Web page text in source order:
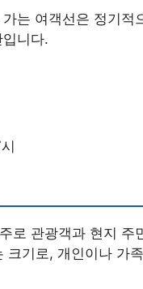
는 여객선은 정기
니다.
로 관광객과 현지
크기로, 개인이나 가